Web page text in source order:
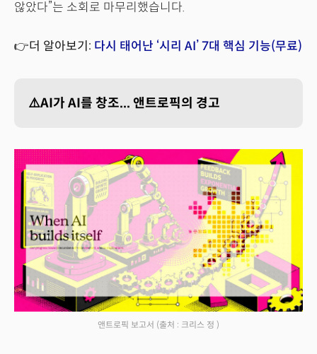
않았다”는 소회로 마무리했습니다.
👉더 알아보기: 다시 태어난 ‘시리 AI’ 7대 핵심 기능(무료)
⚠️AI가 AI를 창조... 앤트로픽의 경고
앤트로픽 보고서 (출처 : 크리스 정 )